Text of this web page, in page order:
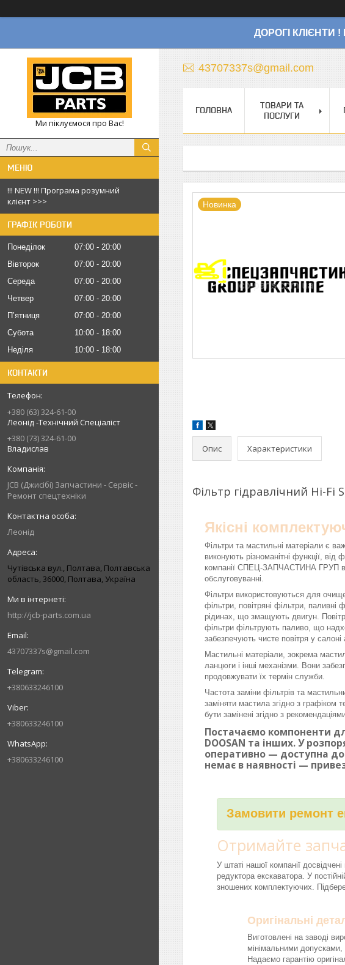
ДОРОГІ КЛІЄНТИ
Ми піклуємося про Вас!
!!! NEW !!! Програма розумний
клієнт >>>
ГРАФІК РОБОТИ
Понеділок 07:00
20:00
Вівторок
07:00
20:00
Середа
07:00
20:00
Четвер
07:00
20:00
Пʼятниця
07:00
20:00
Субота
10:00
18:00
Неділя
10:00 18:00
КОНТАКТИ
+380 (63) 324-61-00
Леонід -Технічний Спеціаліст
+380 (73) 324-61-00
Владислав
JCB (Джисібі) Запчастини - Сервіс -
Ремонт спецтехніки
Леонід
Чутівська вул., Полтава, Полтавська
область, 36000, Полтава, Україна
http://jcb-parts.com.ua
43707337s@gmail.com
+380633246100
+380633246100
+380633246100
43707337s@gmail.com
ГОЛОВНА
ТОВАРИ ТА
ПОСЛУГИ
Новинка
Опис Характеристики
Фільтр гідравлічний Hi-Fi
Якісні
Фільтри та мастильні матеріали є
виконують різноманітні функції,
компанії СПЕЦ-ЗАПЧАСТИНА ГРУП ви
обслуговуванні.
Фільтри використовуються для
фільтри, повітряні фільтри,
рідинах, що змащують двигун.
фільтри фільтрують паливо, що
забезпечують чисте повітря у
Мастильні матеріали, зокрема
ланцюги і інші механізми. Вони
продовжувати їх термін служби.
Частота заміни фільтрів та
заміняти мастила згідно з графіком
бути замінені згідно з
Постачаємо компоненти для
DOOSAN та інших. У
оперативно — доступна
немає в наявності —
Замовити ремонт
Отримайте
У штаті нашої компанії
редуктора екскаватора. У
зношених комплектуючих.
Оригінальні
Виготовлені на заводі
мінімальними
Надаємо гарантію